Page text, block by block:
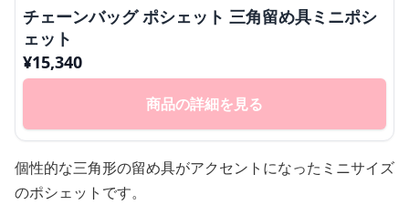
チェーンバッグ ポシェット 三角留め具ミニポシ
ェット
¥15,340
商品の詳細を見る
個性的な三角形の留め具がアクセントになったミニサイズ
のポシェットです。